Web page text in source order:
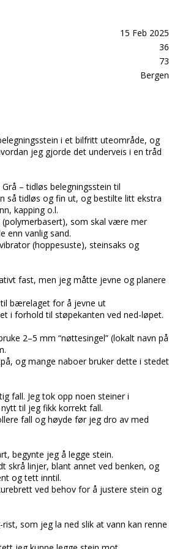
15 Feb 2025
36
73
Bergen
i et bilfritt uteområde, og
jeg gjorde det underveis i en tråd
– tidløs belegningsstein til
så tidløs og fin ut, og bestilte litt ekstra
kapping o.l.
som skal være mer
enn vanlig sand.
(hoppesuste), steinsaks og
fast, men jeg måtte jevne og planere
bærelaget for å jevne ut
i forhold til støpekanten ved ned-løpet.
2–5 mm “nøttesingel” (lokalt navn på
og mange naboer bruker dette i stedet
fall. Jeg tok opp noen steiner i
til jeg fikk korrekt fall.
fall og høyde før jeg dro av med
begynte jeg å legge stein.
skrå linjer, blant annet ved benken, og
og tett inntil.
ved behov for å justere stein og
som jeg la ned slik at vann kan renne